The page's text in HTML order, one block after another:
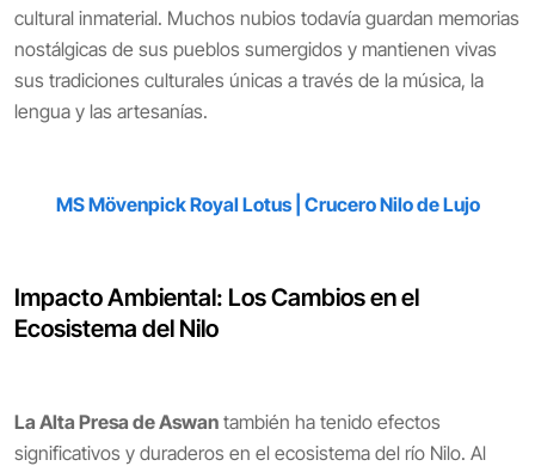
cultural inmaterial. Muchos nubios todavía guardan memorias
nostálgicas de sus pueblos sumergidos y mantienen vivas
sus tradiciones culturales únicas a través de la música, la
lengua y las artesanías.
MS Mövenpick Royal Lotus | Crucero Nilo de Lujo
Impacto Ambiental: Los Cambios en el
Ecosistema del Nilo
La Alta Presa de Aswan también ha tenido efectos
significativos y duraderos en el ecosistema del río Nilo. Al